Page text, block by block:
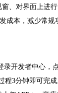
、对界面上进
本，减少常
开发者中心
3分钟即可完